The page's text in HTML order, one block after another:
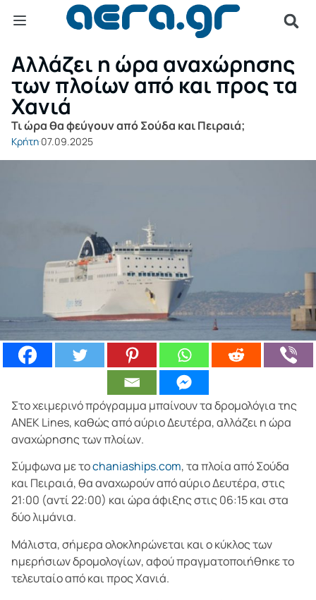
Αλλάζει η ώρα αναχώρησης
των πλοίων από και προς τα
Χανιά
Τι ώρα θα φεύγουν από Σούδα και Πειραιά;
Κρήτη 07.09.2025
Στο χειμερινό πρόγραμμα μπαίνουν τα δρομολόγια της
ΑΝΕΚ Lines, καθώς από αύριο Δευτέρα, αλλάζει η ώρα
αναχώρησης των πλοίων.
Σύμφωνα με τοchaniaships.com, τα πλοία από Σούδα
και Πειραιά, θα αναχωρούν από αύριο Δευτέρα, στις
21:00 (αντί 22:00) και ώρα άφιξης στις 06:15 και στα
δύο λιμάνια.
Μάλιστα, σήμερα ολοκληρώνεται και ο κύκλος των
ημερήσιων δρομολογίων, αφού πραγματοποιήθηκε το
τελευταίο από και προς Χανιά.